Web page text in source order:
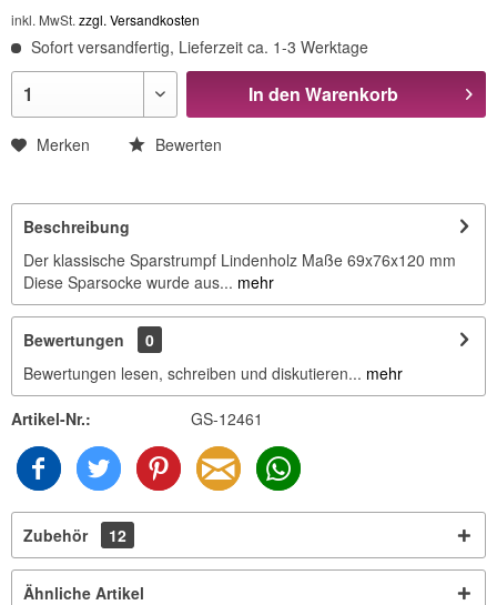
inkl. MwSt. zzgl. Versandkosten
Sofort versandfertig, Lieferzeit ca. 1-3 Werktage
In den Warenkorb
Merken Bewerten
Beschreibung
Der klassische Sparstrumpf Lindenholz Maße 69x76x120 mm
Diese Sparsocke wurde aus... mehr
Bewertungen
0
Bewertungen lesen, schreiben und diskutieren... mehr
Artikel-Nr.: GS-12461
Zubehör 12
Ähnliche Artikel